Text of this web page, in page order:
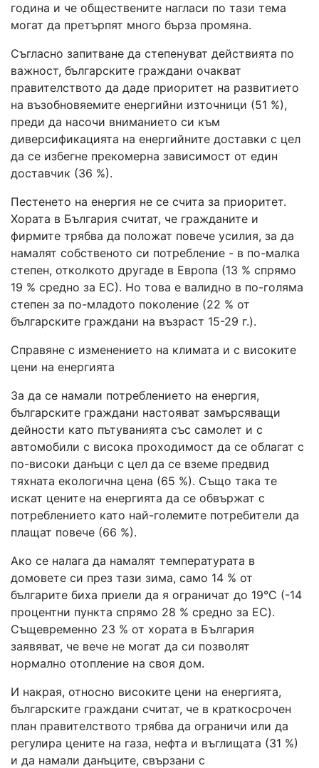
година и че обществените нагласи по тази тема
могат да претърпят много бърза промяна.
Съгласно запитване да степенуват действията по
важност, българските граждани очакват
правителството да даде приоритет на развитието
на възобновяемите енергийни източници (51 %),
преди да насочи вниманието си към
диверсификацията на енергийните доставки с цел
да се избегне прекомерна зависимост от един
доставчик (36 %).
Пестенето на енергия не се счита за приоритет.
Хората в България считат, че гражданите и
фирмите трябва да положат повече усилия, за да
намалят собственото си потребление - в по-малка
степен, отколкото другаде в Европа (13 % спрямо
19 % средно за ЕС). Но това е валидно в по-голяма
степен за по-младото поколение (22 % от
българските граждани на възраст 15-29 г.).
Справяне с изменението на климата и с високите
цени на енергията
За да се намали потреблението на енергия,
българските граждани настояват замърсяващи
дейности като пътуванията със самолет и с
автомобили с висока проходимост да се облагат с
по-високи данъци с цел да се вземе предвид
тяхната екологична цена (65 %). Също така те
искат цените на енергията да се обвържат с
потреблението като най-големите потребители да
плащат повече (66 %).
Ако се налага да намалят температурата в
домовете си през тази зима, само 14 % от
българите биха приели да я ограничат до 19°C (-14
процентни пункта спрямо 28 % средно за ЕС).
Същевременно 23 % от хората в България
заявяват, че вече не могат да си позволят
нормално отопление на своя дом.
И накрая, относно високите цени на енергията,
българските граждани считат, че в краткосрочен
план правителството трябва да ограничи или да
регулира цените на газа, нефта и въглищата (31 %)
и да намали данъците, свързани с